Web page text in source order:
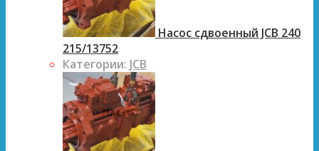
Насос сдвоенный JCB 240
215/13752
Категории: JCB